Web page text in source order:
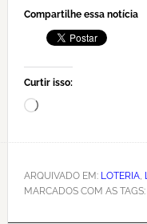
Compartilhe essa notícia
Curtir isso:
Carregando...
ARQUIVADO EM: LOTERIA,
MARCADOS COM AS TAGS: